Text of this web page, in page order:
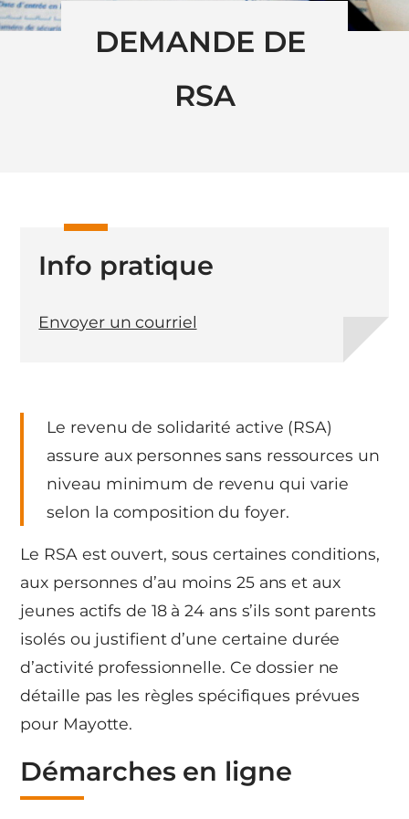
DEMANDE DE
RSA
Le revenu de solidarité active (RSA)
assure aux personnes sans ressources un
niveau minimum de revenu qui varie
selon la composition du foyer.
Le RSA est ouvert, sous certaines conditions,
aux personnes d’au moins 25 ans et aux
jeunes actifs de 18 à 24 ans s’ils sont parents
isolés ou justifient d’une certaine durée
d’activité professionnelle. Ce dossier ne
détaille pas les règles spécifiques prévues
pour Mayotte.
Démarches en ligne
Info pratique
Envoyer un courriel